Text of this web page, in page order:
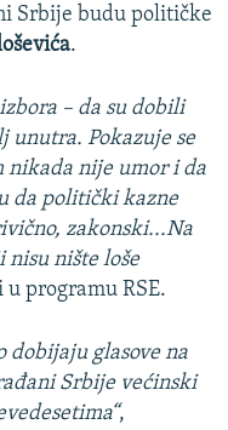
Srbije budu političke
.
– da su dobili
unutra. Pokazuje se
nikada nije umor i da
da politički kazne
zakonski...Na
nisu nište loše
programu RSE.
dobijaju glasove na
Srbije većinski
,